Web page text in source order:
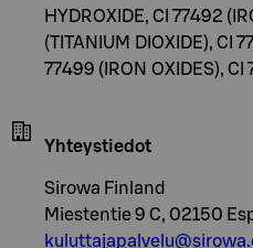
HYDROXIDE, CI 77492
(TITANIUM DIOXIDE), CI
77499 (IRON OXIDES),
Yhteystiedot
Sirowa Finland
Miestentie 9 C, 02150